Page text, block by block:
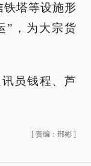
铁塔等设施形
”，为大宗货
员钱程、芦
[ 责编：邢彬 ]